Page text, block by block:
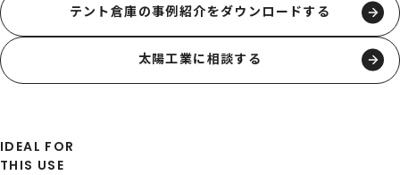
テント倉庫の事例紹介をダウンロードする
太陽工業に相談する
IDEAL FOR
THIS USE